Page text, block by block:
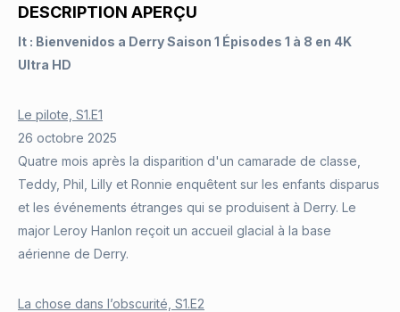
DESCRIPTION APERÇU
It : Bienvenidos a Derry Saison 1 Épisodes 1 à 8 en 4K
Ultra HD
Le pilote, S1.E1
26 octobre 2025
Quatre mois après la disparition d'un camarade de classe,
Teddy, Phil, Lilly et Ronnie enquêtent sur les enfants disparus
et les événements étranges qui se produisent à Derry. Le
major Leroy Hanlon reçoit un accueil glacial à la base
aérienne de Derry.
La chose dans l’obscurité, S1.E2